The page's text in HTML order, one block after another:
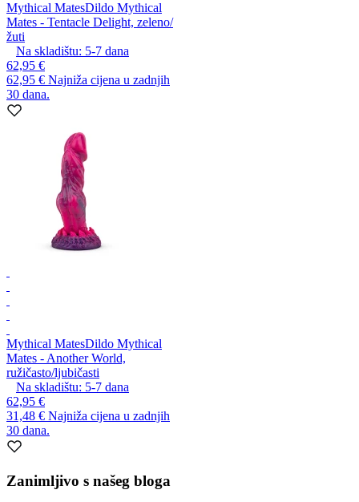
Mythical MatesDildo Mythical
Mates - Tentacle Delight, zeleno/
žuti
Na skladištu: 5-7 dana
62,95 €
62,95 € Najniža cijena u zadnjih
30 dana.
Mythical MatesDildo Mythical
Mates - Another World,
ružičasto/ljubičasti
Na skladištu: 5-7 dana
62,95 €
31,48 € Najniža cijena u zadnjih
30 dana.
Zanimljivo s našeg bloga